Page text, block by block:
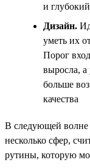
и
Дизайн.
уметь их
Порог
выросла,
больше
качества
В следующей
несколько сфер,
рутины, которую